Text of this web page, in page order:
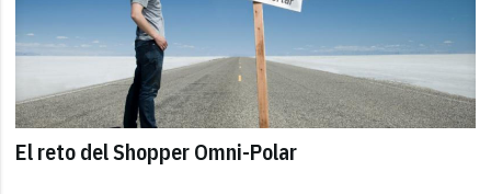
El reto del Shopper Omni-Polar